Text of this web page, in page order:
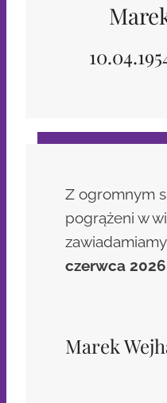
Z ogromnym
pogrążeni w
czerwca 2026
Marek